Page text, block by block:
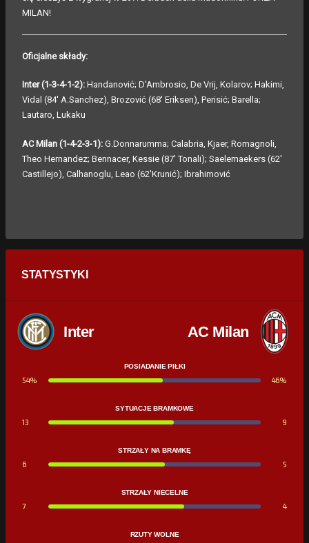
MILAN!
Oficjalne składy:
Inter (1-3-4-1-2): Handanović; D'Ambrosio, De Vrij, Kolarov; Hakimi,
Vidal (84' A.Sanchez), Brozović (68' Eriksen), Perisić; Barella;
Lautaro, Lukaku
AC Milan (1-4-2-3-1): G.Donnarumma; Calabria, Kjaer, Romagnoli,
Theo Hernandez; Bennacer, Kessie (87' Tonali); Saelemaekers (62'
Castillejo), Calhanoglu, Leao (62'Krunić); Ibrahimović
STATYSTYKI
Inter AC Milan
POSIADANIE PIŁKI
54% 46%
SYTUACJE BRAMKOWE
13 9
STRZAŁY NA BRAMKĘ
6 5
STRZAŁY NIECELNE
7 4
RZUTY WOLNE